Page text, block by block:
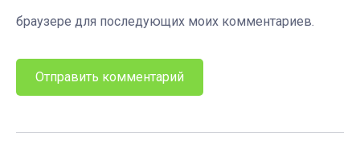
браузере для последующих моих комментариев.